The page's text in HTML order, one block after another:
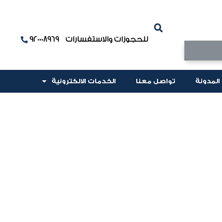
للحجوزات والاستفسارات 920008969
المدونة تواصل معنا الخدمات الالكترونية